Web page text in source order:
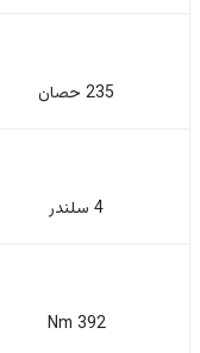
235 حصان
4 سلندر
392 Nm